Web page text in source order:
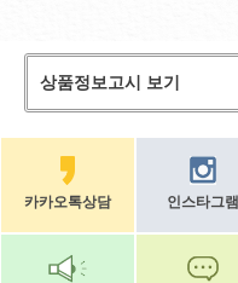
상품정보고시 보기
카카오톡상담 인스타그램